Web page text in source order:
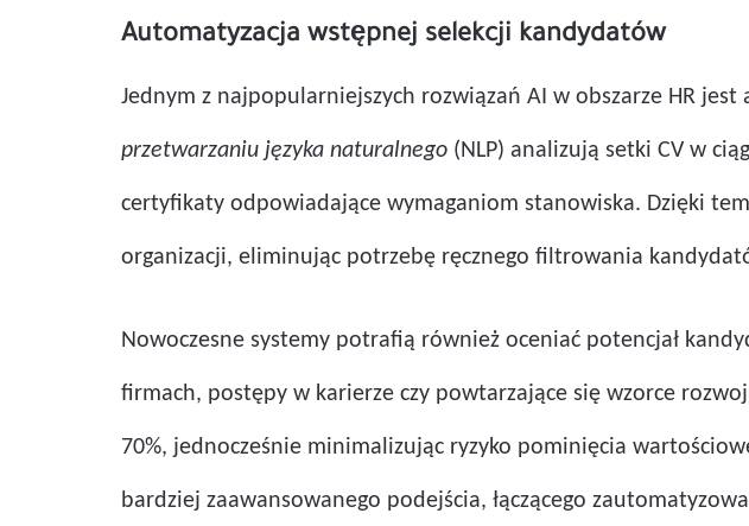
Automatyzacja wstępnej selekcji kandydatów
Jednym z najpopularniejszych rozwiązań AI w obszarze HR
przetwarzaniu języka naturalnego (NLP) analizują setki CV w
certyfikaty odpowiadające wymaganiom stanowiska. Dzięki
organizacji, eliminując potrzebę ręcznego filtrowania
Nowoczesne systemy potrafią również oceniać potencjał
firmach, postępy w karierze czy powtarzające się wzorce
70%, jednocześnie minimalizując ryzyko pominięcia
bardziej zaawansowanego podejścia, łączącego